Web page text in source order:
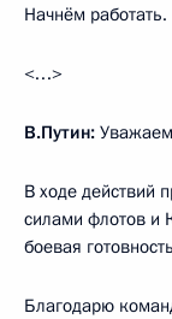
Начнём работать.
<…>
В.Путин:
В ходе действий
силами флотов и
боевая
Благодарю